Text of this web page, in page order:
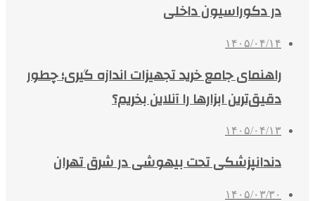
در دکوراسیون داخلی
۱۴۰۵/۰۴/۱۴
راهنمای جامع خرید تجهیزات اندازه گیری؛ چطور
دقیق‌ترین ابزارها را آنلاین بخریم؟
۱۴۰۵/۰۴/۱۳
دندانپزشکی تحت بیهوشی در شرق تهران
۱۴۰۵/۰۳/۳۰